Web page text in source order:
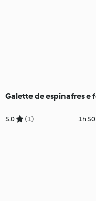
Galette de espinafres e
5.0 (1) 1h